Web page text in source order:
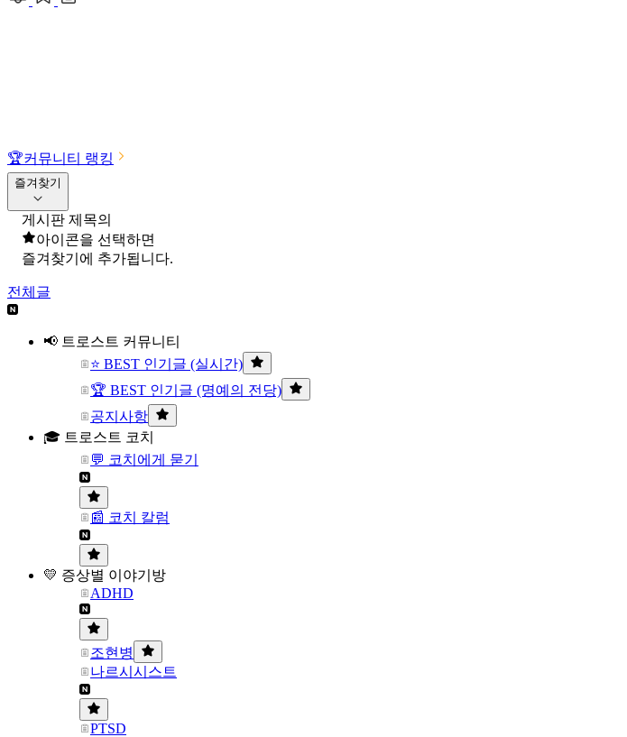
🏆커뮤니티 랭킹
즐겨찾기
게시판 제목의
아이콘을 선택하면
즐겨찾기에 추가됩니다.
전체글
📢 트로스트 커뮤니티
⭐ BEST 인기글 (실시간)
🏆 BEST 인기글 (명예의 전당)
공지사항
🎓 트로스트 코치
💬 코치에게 묻기
📰 코치 칼럼
💛 증상별 이야기방
ADHD
조현병
나르시시스트
PTSD